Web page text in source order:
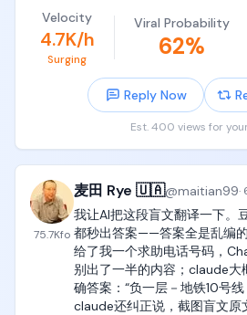
水下，指的是不通过平台报备。
档期，就是这条内容计划发布
我觉得接商单最难的，其实是
当你还没有合作案例的时候，
主动来找你，你自己也不知道
但是，只要完成了前几次合作
后面就会有越来越多的中介来
万事开头难，后面就会好很多
商单制作过程
当双方确认合作之后，中介会
Code harness 配其他模型就
并问还有没有其他人中招。
Claude Code 负责人 Boris
确表示，Anthropic 不会因为
就封号，这次几乎肯定是其他
而且接下来几周还有不少新产
去。
事情解决后，Tibo 又发帖庆
哪里都能用，包括 Claude
这件事和自己「不跳槽」，他
Work 和 Codex 所有付费用户
Velocity
4.7K/h
Surging
Viral Probability
62%
Reply Now
Est. 400 views for
75.7Kfo
麦田 Rye 🇺🇦@maitian99·
我让AI把这段盲文翻译一下。
都秒出答案——答案全是乱编
给了我一个求助电话号码，
别出了一半的内容；claude大
确答案：“负一层－地铁10号线
claude还纠正说，截图盲文原